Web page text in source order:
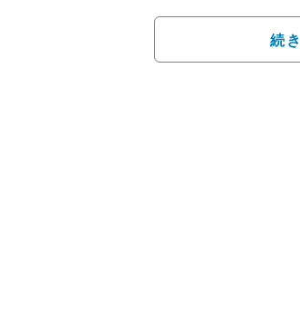
ouTubeチャンネルで「1500万円のピアノき
ノメーカー『スタインウェイ＆サンズ』のグ
続